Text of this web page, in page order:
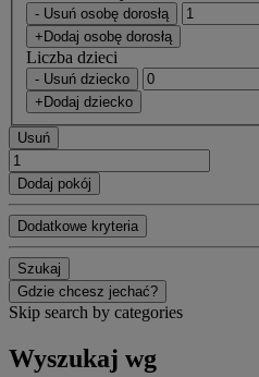
- Usuń osobę dorosłą
+Dodaj osobę dorosłą
Liczba dzieci
- Usuń dziecko
+Dodaj dziecko
Usuń
Dodaj pokój
Dodatkowe kryteria
Szukaj
Gdzie chcesz jechać?
Skip search by categories
Wyszukaj wg